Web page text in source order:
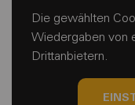
Die gewählten
Wiedergaben von
Drittanbietern.